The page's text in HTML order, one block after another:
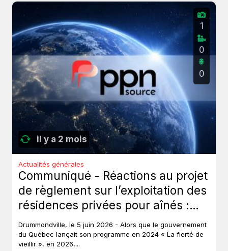
il y a 2 mois
1
0
0
Actualités générales
Communiqué - Réactions au projet
de règlement sur l’exploitation des
résidences privées pour aînés :
Les aînés ont-ils toujours leur droit
de parole?
Drummondville, le 5 juin 2026 - Alors que le gouvernement
du Québec lançait son programme en 2024 « La fierté de
vieillir », en 2026,...